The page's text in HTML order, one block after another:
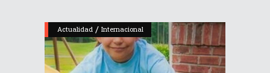
Actualidad / Internacional